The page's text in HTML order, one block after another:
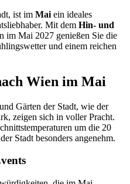
ist im Mai ein ideales
Mit dem Hin- und
im Mai 2027 genießen Sie die
und einem reichen
Wien im Mai
Gärten der Stadt, wie der
zeigen sich in voller Pracht.
um die 20
Stadt besonders angenehm.